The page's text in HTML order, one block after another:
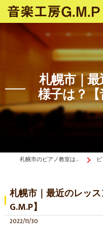
札幌市｜
様子は？【
札幌市のピアノ教室は音楽工房G.M.P the 大楽 ピ
札幌市｜最近のレッ
G.M.P】
2022/11/30